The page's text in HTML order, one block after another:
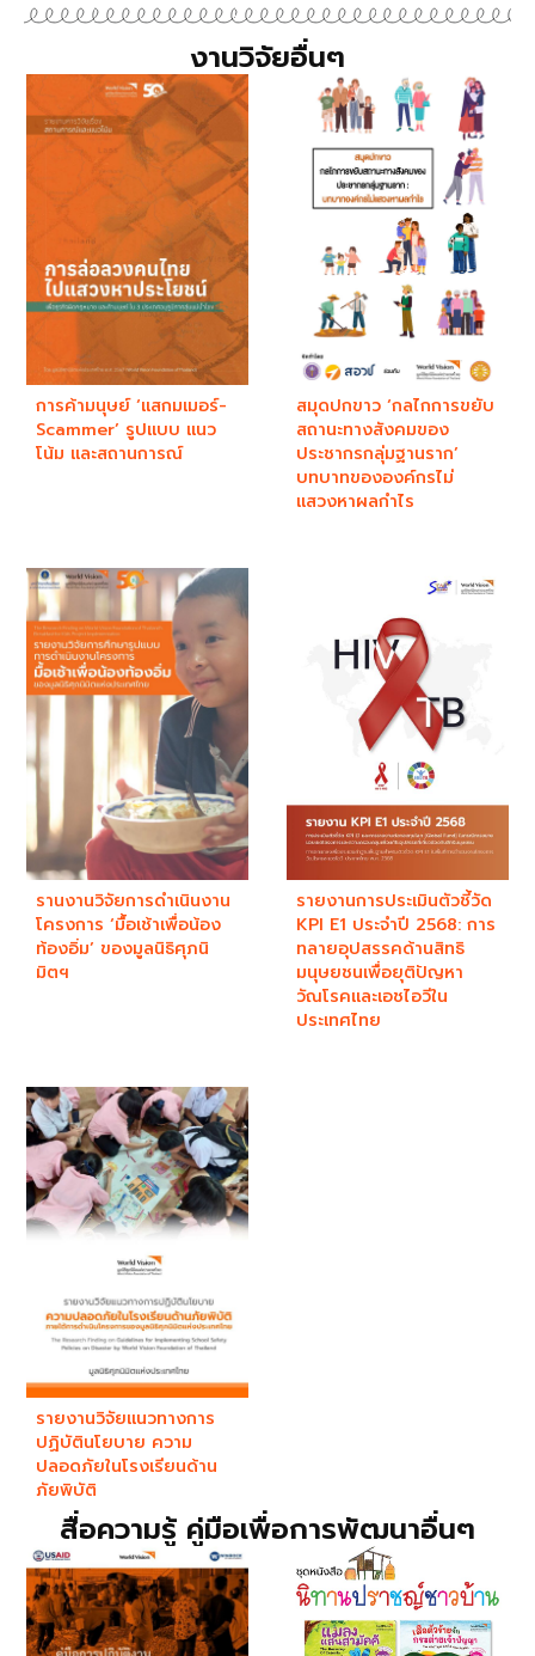
งานวิจัยอื่นๆ
การค้ามนุษย์ ‘แสกมเมอร์-
Scammer’ รูปแบบ แนว
โน้ม และสถานการณ์
สมุดปกขาว ‘กลไกการขยับ
สถานะทางสังคมของ
ประชากรกลุ่มฐานราก’
บทบาทขององค์กรไม่
แสวงหาผลกำไร​
รานงานวิจัยการดำเนินงาน
โครงการ ‘มื้อเช้าเพื่อน้อง
ท้องอิ่ม’ ของมูลนิธิศุภนิ
มิตฯ
รายงานการประเมินตัวชี้วัด
KPI E1 ประจำปี 2568: การ
ทลายอุปสรรคด้านสิทธิ
มนุษยชนเพื่อยุติปัญหา
วัณโรคและเอชไอวีใน
ประเทศไทย
รายงานวิจัยแนวทางการ
ปฏิบัตินโยบาย ความ
ปลอดภัยในโรงเรียนด้าน
ภัยพิบัติ
สื่อความรู้ คู่มือเพื่อการพัฒนาอื่นๆ